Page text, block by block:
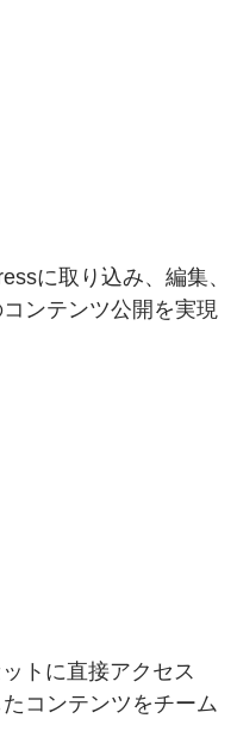
に取り込み、編集、
ンテンツ公開を実現
トに直接アクセス
コンテンツをチーム